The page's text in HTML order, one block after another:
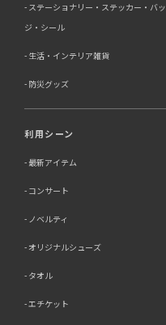
ステーショナリー・ステッカー・バッ
ジ・シール
生活・インテリア雑貨
防災グッズ
利用シーン
最新アイテム
コンサート
ノベルティ
オリジナルシューズ
タオル
エチケット